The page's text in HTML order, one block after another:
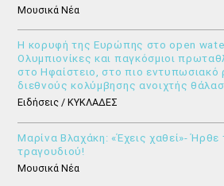
Μουσικά Νέα
Η κορυφή της Ευρώπης στο open
Ολυμπιονίκες και παγκόσμιοι
στο Ηφαίστειο, στο πιο εντυπωσιακό
διεθνούς κολύμβησης ανοιχτής
Ειδήσεις / ΚΥΚΛΑΔΕΣ
Μαρίνα Βλαχάκη: «Έχεις χαθεί»-
τραγουδιού!
Μουσικά Νέα